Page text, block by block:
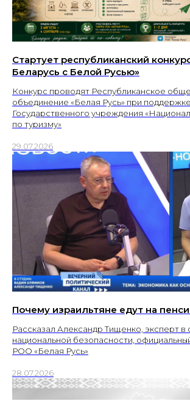
Стартует республиканский
Беларусь с Белой Русью»
Конкурс проводят Республиканское
объединение «Белая Русь» при поддержке
Государственного учреждения
по туризму»
29.07.2026
Почему израильтяне едут на
Рассказал Александр Тищенко, эксперт в
национальной безопасности,
РОО «Белая Русь»
28.07.2026